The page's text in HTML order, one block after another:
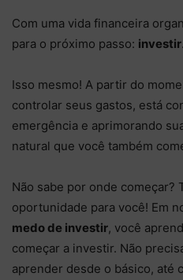
Com uma vida financeira
para o próximo passo: investir.
Isso mesmo! A partir do
controlar seus gastos, está
emergência e aprimorando
natural que você também
Não sabe por onde começar?
oportunidade para você! Em
medo de investir, você
começar a investir. Não
aprender desde o básico, até